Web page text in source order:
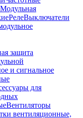
Модульная
РелеВыключатели
защита
и сигнальное
для
Вентиляторы
вентиляционные,